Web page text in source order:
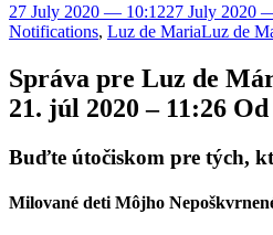
27 July 2020 — 10:1227 July 2020
Notifications, Luz de MariaLuz de
Správa pre Luz de
21. júl 2020 – 11:26
Buďte útočiskom pre tých,
Milované deti Môjho